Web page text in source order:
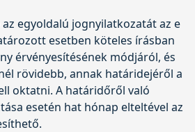
egyoldalú jognyilatkozatát az e
esetben köteles írásban
érvényesítésének módjáról, és
rövidebb, annak határidejéről a
oktatni. A határidőről való
esetén hat hónap elteltével az